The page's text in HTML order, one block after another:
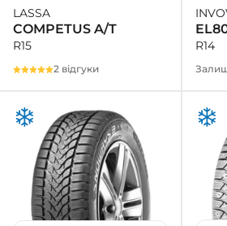
LASSA
COMPETUS A/T
R15
2 відгуки
R14